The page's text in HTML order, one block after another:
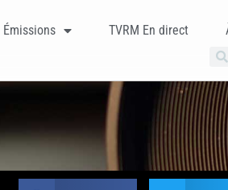
Émissions TVRM En direct